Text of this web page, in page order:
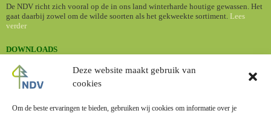
Deze website maakt gebruik van
cookies
Om de beste ervaringen te bieden, gebruiken wij cookies om informatie over je
De NDV richt zich vooral op de in ons land winterharde houtige gewassen. Het
gaat daarbij zowel om de wilde soorten als het gekweekte sortiment. Lees
verder
DOWNLOADS
BOMENBIEB
boomsoorten.